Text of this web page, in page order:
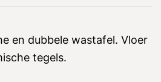
en dubbele wastafel. Vloer
tegels.